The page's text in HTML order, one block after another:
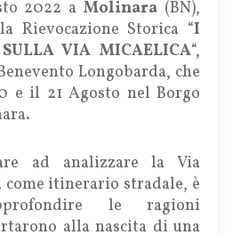
2022 aMolinara (BN),
Rievocazione Storica “I
VIA MICAELICA“,
Longobarda, che
e il 21 Agosto nel Borgo
ad analizzare la Via
come itinerario stradale, è
le ragioni
alla nascita di una